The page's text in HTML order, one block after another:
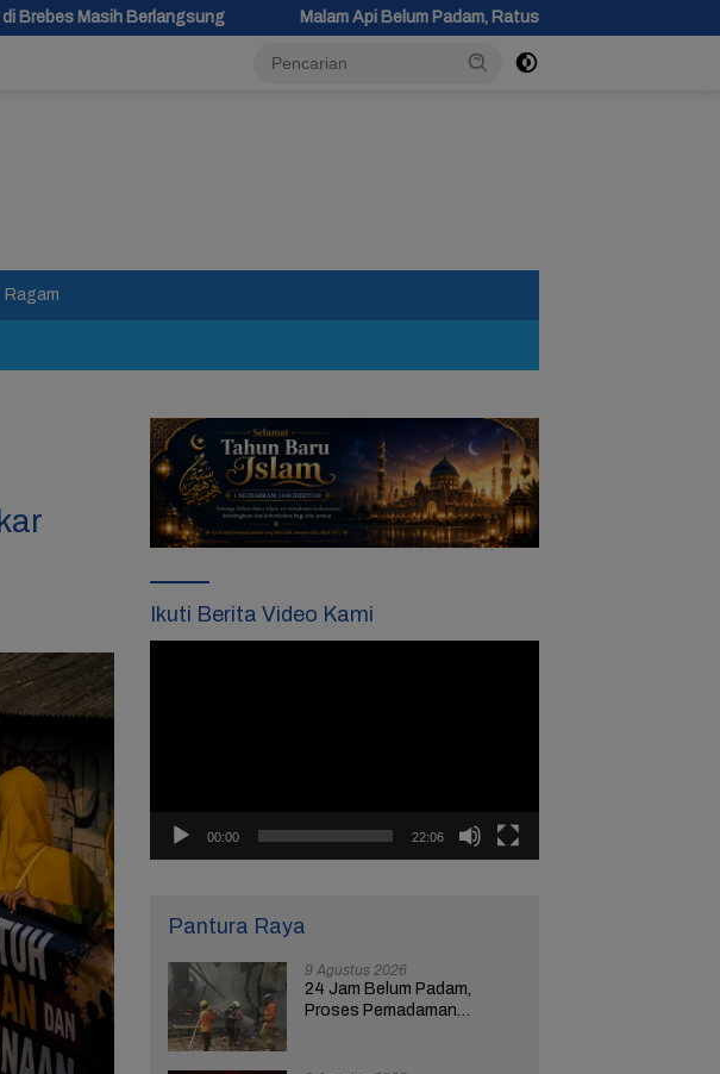
Malam Api Belum Padam, Ratusan Personel Berjibaku Padamkan Kebakaran
Ragam
Ikuti Berita Video Kami
00:00 22:06
Pantura Raya
9 Agustus 2026
24 Jam Belum Padam,
Proses Pemadaman